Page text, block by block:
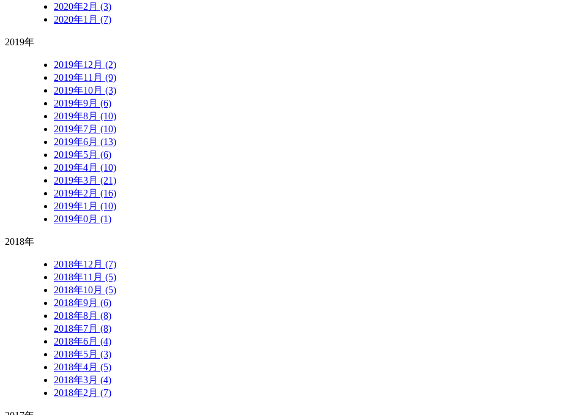
2020年2月 (3)
2020年1月 (7)
2019年
2019年12月 (2)
2019年11月 (9)
2019年10月 (3)
2019年9月 (6)
2019年8月 (10)
2019年7月 (10)
2019年6月 (13)
2019年5月 (6)
2019年4月 (10)
2019年3月 (21)
2019年2月 (16)
2019年1月 (10)
2019年0月 (1)
2018年
2018年12月 (7)
2018年11月 (5)
2018年10月 (5)
2018年9月 (6)
2018年8月 (8)
2018年7月 (8)
2018年6月 (4)
2018年5月 (3)
2018年4月 (5)
2018年3月 (4)
2018年2月 (7)